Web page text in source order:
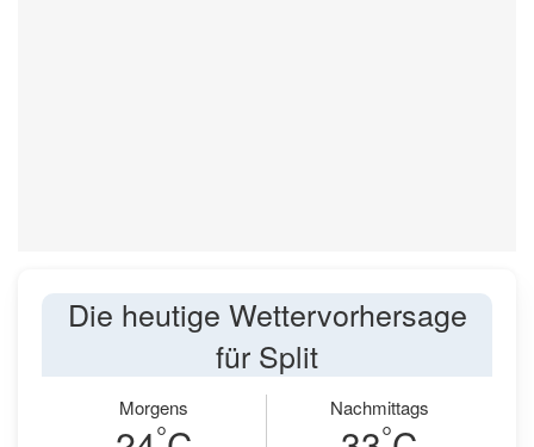
Die heutige Wettervorhersage
für Split
Morgens
°
Nachmittags
°